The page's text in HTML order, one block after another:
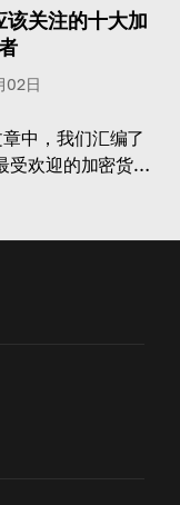
关注的十大加
02日
中，我们汇编了
受欢迎的加密货币